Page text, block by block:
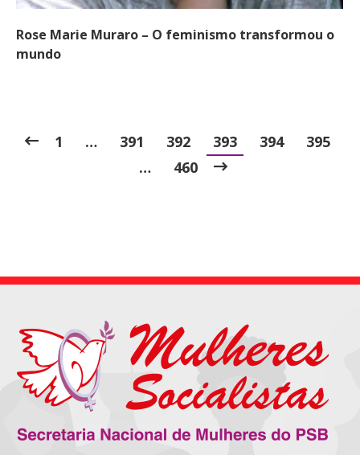
Rose Marie Muraro – O feminismo transformou o
mundo
1 … 391 392 393 394
395
…
460